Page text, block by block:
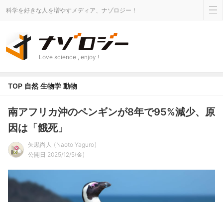
科学を好きな人を増やすメディア、ナゾロジー！
Love science , enjoy !
TOP 自然 生物学 動物
南アフリカ沖のペンギンが8年で95%減少、原
因は「餓死」
矢黒尚人
Naoto Yaguro
公開日 2025/12/5(金)